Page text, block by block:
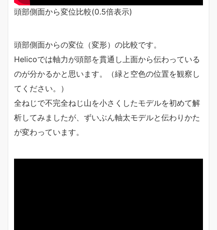
頭部側面から変位比較(0.5倍表示)
頭部側面からの変位（変形）の比較です。
Helicoでは軸力が頭部を貫通し上面から伝わっている
のが分かるかと思います。（緑と空色の位置を観察し
てください。）
全ねじで不完全ねじ山を小さくしたモデルを初めて解
析してみましたが、ずいぶん軸太モデルと伝わりかた
が変わっています。